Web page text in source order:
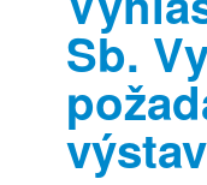
Přehled podle
Přehled podle
Sb.